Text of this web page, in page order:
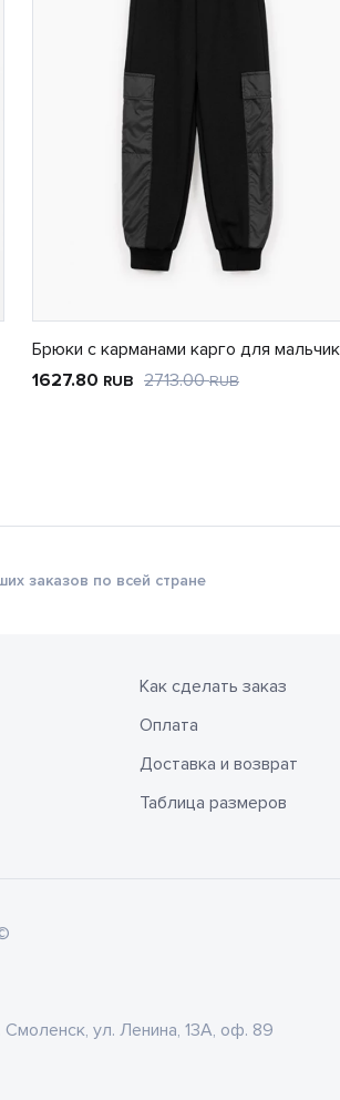
Брюки с карманами карго для
1627.80 RUB 2713.00RUB
заказов по всей стране
Как сделать заказ
Оплата
Доставка и возврат
Таблица размеров
Смоленск, ул. Ленина, 13А, оф. 89